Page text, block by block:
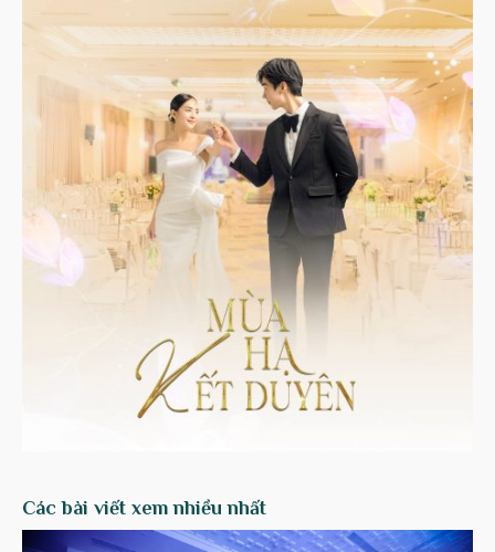
Các bài viết xem nhiều nhất